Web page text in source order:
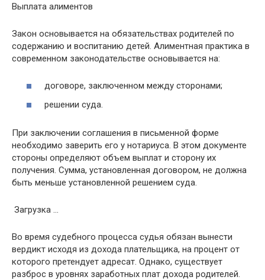
Выплата алиментов
Закон основывается на обязательствах родителей по
содержанию и воспитанию детей. Алиментная практика в
современном законодательстве основывается на:
договоре, заключенном между сторонами;
решении суда.
При заключении соглашения в письменной форме
необходимо заверить его у нотариуса. В этом документе
стороны определяют объем выплат и сторону их
получения. Сумма, установленная договором, не должна
быть меньше установленной решением суда.
Загрузка …
Во время судебного процесса судья обязан вынести
вердикт исходя из дохода плательщика, на процент от
которого претендует адресат. Однако, существует
разброс в уровнях заработных плат дохода родителей.